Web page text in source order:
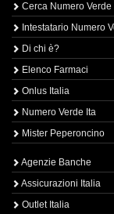
Cerca Numero Verde
Intestatario Numero
Di chi è?
Elenco Farmaci
Onlus Italia
Numero Verde Ita
Mister Peperoncino
Agenzie Banche
Assicurazioni Italia
Outlet Italia